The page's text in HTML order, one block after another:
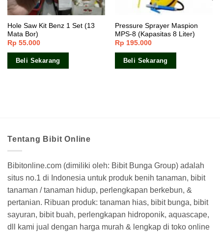
Hole Saw Kit Benz 1 Set (13
Mata Bor)
Rp 55.000
Beli Sekarang
Pressure Sprayer Maspion
MPS-8 (Kapasitas 8 Liter)
Rp 195.000
Beli Sekarang
Tentang Bibit Online
Bibitonline.com (dimiliki oleh: Bibit Bunga Group) adalah
situs no.1 di Indonesia untuk produk benih tanaman, bibit
tanaman / tanaman hidup, perlengkapan berkebun, &
pertanian. Ribuan produk: tanaman hias, bibit bunga, bibit
sayuran, bibit buah, perlengkapan hidroponik, aquascape,
dll kami jual dengan harga murah & lengkap di toko online